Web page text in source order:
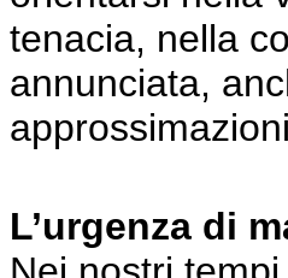
tenacia, nella
annunciata,
L’urgenza di